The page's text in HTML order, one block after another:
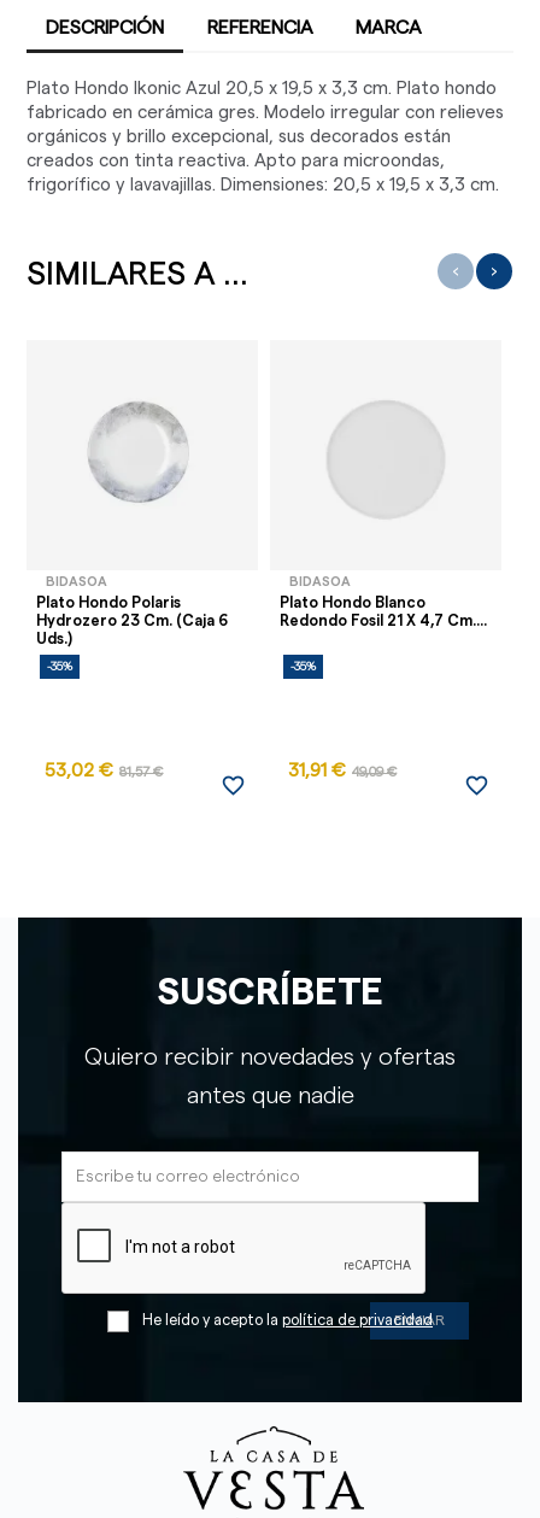
DESCRIPCIÓN REFERENCIA MARCA
Plato Hondo Ikonic Azul 20,5 x 19,5 x 3,3 cm. Plato hondo
fabricado en cerámica gres. Modelo irregular con relieves
orgánicos y brillo excepcional, sus decorados están
creados con tinta reactiva. Apto para microondas,
frigorífico y lavavajillas. Dimensiones: 20,5 x 19,5 x 3,3 cm.
SIMILARES A ...
BIDASOA
Plato Hondo Polaris
Hydrozero 23 Cm. (Caja 6
Uds.)
-35%
53,02 € 81,57 €
favorite_border
BIDASOA
Plato Hondo Blanco
Redondo Fosil 21 X 4,7 Cm....
-35%
31,91 € 49,09 €
favorite_border
‹ ›
SUSCRÍBETE
Quiero recibir novedades y ofertas
antes que nadie
He leído y acepto la política de privacidad